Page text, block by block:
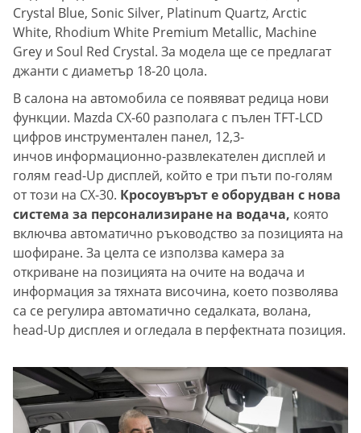
Crystal Blue, Sonic Silver, Platinum Quartz, Arctic
White, Rhodium White Premium Metallic, Machine
Grey и Soul Red Crystal. За модела ще се предлагат
джанти с диаметър 18-20 цола.
В салона на автомобила се появяват редица нови
функции. Mazda CX-60 разполага с пълен TFT-LCD
цифров инструментален панел, 12,3-
инчов информационно-развлекателен дисплей и
голям гead-Up дисплей, който е три пъти по-голям
от този на CX-30. Кросоувърът е оборудван с нова
система за персонализиране на водача, която
включва автоматично ръководство за позицията на
шофиране. За целта се използва камера за
откриване на позицията на очите на водача и
информация за тяхната височина, което позволява
са се регулира автоматично седалката, волана,
head-Up дисплея и огледала в перфектната позиция.